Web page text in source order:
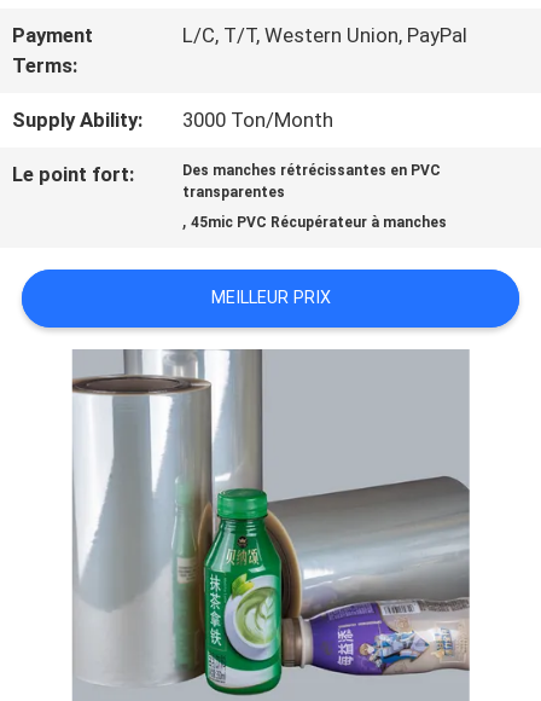
QUALITÉ
CONTACTEZ-
NOUS
DEMANDEZ
UNE
CITATION
PLAN
Payment
Terms:
L/C, T/T, Western Union, PayPal
Supply Ability: 3000 Ton/Month
Le point fort:
Des manches rétrécissantes en PVC
transparentes
,45mic PVC Récupérateur à manches
MEILLEUR PRIX